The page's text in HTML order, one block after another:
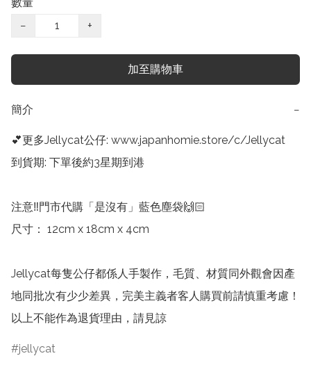
數量
−
+
加至購物車
簡介 −
💕更多Jellycat公仔: www.japanhomie.store/c/Jellycat
到貨期: 下單後約3星期到港
注意‼️門市代購「是沒有」藍色塵袋🙌🏻
尺寸： 12cm x 18cm x 4cm
Jellycat每隻公仔都係人手製作，毛質、材質同外觀會因產
地同批次有少少差異，完美主義者客人購買前請慎重考慮！
以上不能作為退貨理由，請見諒
jellycat